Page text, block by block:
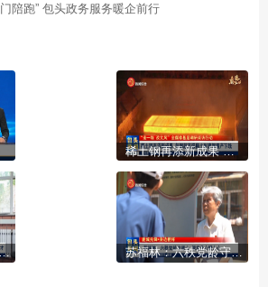
门陪跑” 包头政务服务暖企前行
稀土钢再添新成果 包钢超高强稀土耐磨钢量产下线
台 制度铺路 精心培育高技能人才 苏福林：六秩党龄守初心 银发丹心暖人心